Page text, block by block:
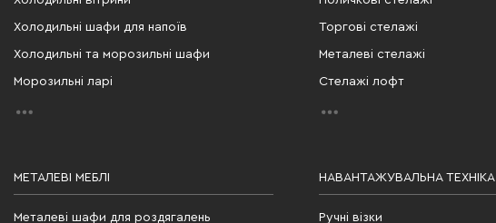
Холодильні шафи для напоїв
Холодильні та морозильні шафи
Морозильні ларі
Торгові стелажі
Металеві стелажі
Стелажі лофт
МЕТАЛЕВІ МЕБЛІ
Металеві шафи для роздягалень
НАВАНТАЖУВАЛЬНА ТЕХНІКА
Ручні візки